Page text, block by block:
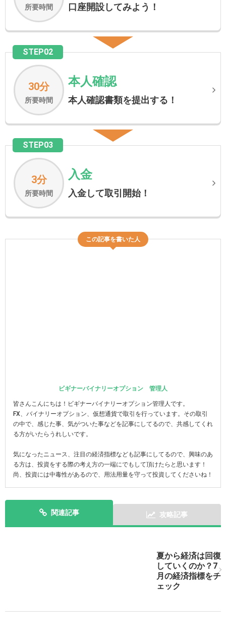
所要時間 口座開設してみよう！
STEP02
30分
所要時間
本人確認
本人確認書類を提出する！
STEP03
3分
所要時間
入金
入金して取引開始！
この記事を書いた人
ビギナーバイナリーオプション 管理人
皆さんこんにちは！ビギナーバイナリーオプション管理人です。
FX、バイナリーオプション、仮想通貨で取引を行っています。その取引
の中で、感じた事、気がついた事などを記事にしてるので、共感してくれ
る方がいたらうれしいです。
気になったニュース、注目の経済指標なども記事にしてるので、興味のあ
る方は、投資をする際の考え方の一端にでもして頂けたらと思います！
尚、投資には中毒性があるので、用法用量を守って投資してくださいね！
関連記事 攻略記事
夏から経済は回復
していくのか？7
月の経済指標をチ
ェック